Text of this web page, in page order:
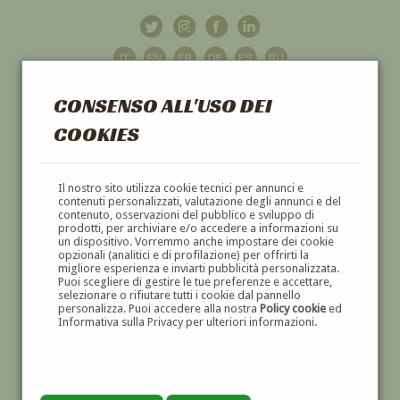
CONSENSO ALL'USO DEI
COOKIES
Il nostro sito utilizza cookie tecnici per annunci e
contenuti personalizzati, valutazione degli annunci e del
contenuto, osservazioni del pubblico e sviluppo di
prodotti, per archiviare e/o accedere a informazioni su
un dispositivo. Vorremmo anche impostare dei cookie
opzionali (analitici e di profilazione) per offrirti la
migliore esperienza e inviarti pubblicità personalizzata.
Puoi scegliere di gestire le tue preferenze e accettare,
selezionare o rifiutare tutti i cookie dal pannello
personalizza. Puoi accedere alla nostra Policy cookieed
Informativa sulla Privacy per ulteriori informazioni.
GALLERIAD'ARTE
DIPINTI E SCULTURE '800 E '900